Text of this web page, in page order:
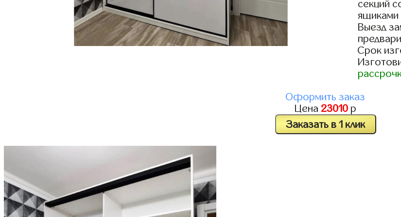
секций
ящиками
Выезд
Срок
Оформить заказ
Цена 23010 р
Заказать в 1 клик